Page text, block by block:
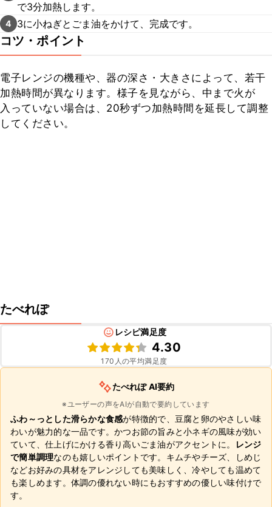
で3分加熱します。
4 3に小ねぎとごま油をかけて、完成です。
コツ・ポイント
電子レンジの機種や、器の深さ・大きさによって、若干
加熱時間が異なります。様子を見ながら、中まで火が
入っていない場合は、20秒ずつ加熱時間を延長して調整
してください。
たべれぽ
レシピ満足度
4.30
170 人の平均満足度
たべれぽ AI要約
※ユーザーの声をAIが自動で要約しています
ふわ～っとした滑らかな食感が特徴的で、豆腐と卵のやさしい味
わいが魅力的な一品です。かつお節の旨みと小ネギの風味が効い
ていて、仕上げにかける香り高いごま油がアクセントに。
レンジ
で簡単調理なのも嬉しいポイントです。キムチやチーズ、しめじ
などお好みの具材をアレンジしても美味しく、冷やしても温めて
も楽しめます。体調の優れない時にもおすすめの優しい味付けで
す。